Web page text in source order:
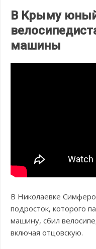
В Крыму
машины
В Николаевке
подросток, которого
машину, сбил
включая отцовскую.